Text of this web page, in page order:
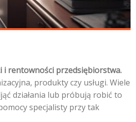
i rentowności przedsiębiorstwa.
produkty czy usługi. Wiele
działania lub próbują robić to
specjalisty przy tak